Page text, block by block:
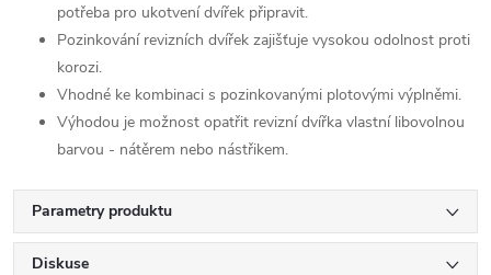
potřeba pro ukotvení dvířek připravit.
Pozinkování revizních dvířek zajišťuje vysokou odolnost proti
korozi.
Vhodné ke kombinaci s pozinkovanými plotovými výplněmi.
Výhodou je možnost opatřit revizní dvířka vlastní libovolnou
barvou - nátěrem nebo nástřikem.
Parametry produktu
Diskuse